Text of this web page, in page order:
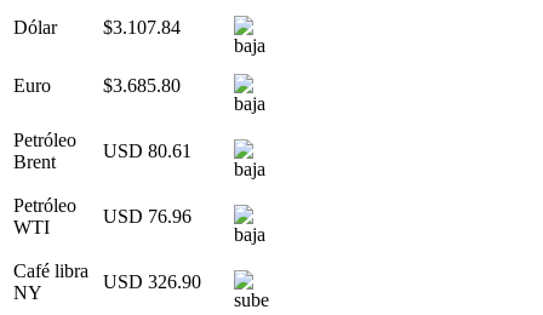
Dólar $3.107.84
Euro $3.685.80
Petróleo
Brent
USD 80.61
Petróleo
WTI
USD 76.96
Café libra
NY
USD 326.90